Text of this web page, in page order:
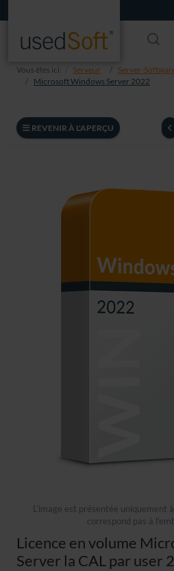
Vous êtes ici: Serveur
Server-
Microsoft Windows Server 2022
REVENIR À L'APERÇU
L’image est présentée uniquement
correspond pas à
Licence en volume
Server la CAL par user